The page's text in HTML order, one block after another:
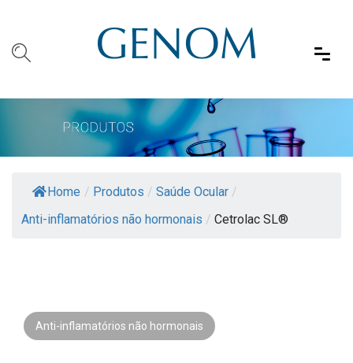
Home / Produtos / Saúde Ocular /
Anti-inflamatórios não hormonais / Cetrolac SL®
Anti-inflamatórios não hormonais